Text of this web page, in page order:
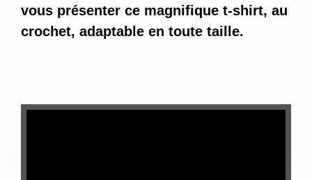
vous présenter ce magnifique t-shirt, au
crochet, adaptable en toute taille.